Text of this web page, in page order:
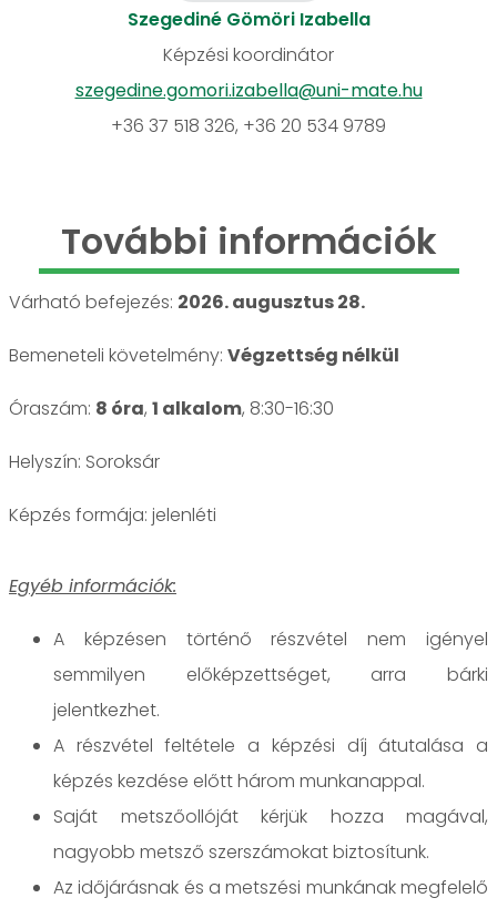
Szegediné Gömöri Izabella
Képzési koordinátor
szegedine.gomori.izabella@uni-mate.hu
+36 37 518 326, +36 20 534 9789
További információk
Várható befejezés: 2026. augusztus 28.
Bemeneteli követelmény: Végzettség nélkül
Óraszám: 8 óra, 1 alkalom, 8:30-16:30
Helyszín: Soroksár
jelenléti
Egyéb információk:
A képzésen történő részvétel nem igényel
semmilyen előképzettséget, arra bárki
jelentkezhet.
A részvétel feltétele a képzési díj átutalása a
képzés kezdése előtt három munkanappal.
Saját metszőollóját kérjük hozza magával,
nagyobb metsző szerszámokat biztosítunk.
Az időjárásnak és a metszési munkának megfelelő